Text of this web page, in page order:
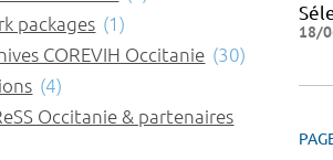
18/
packages (1)
COREVIH Occitanie (30)
(4)
Occitanie & partenaires